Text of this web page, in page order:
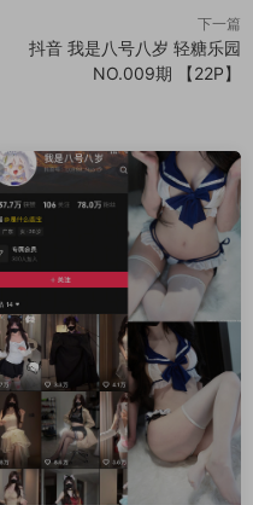
下一篇
抖音 我是八号八岁 轻糖乐园
NO.009期 【22P】